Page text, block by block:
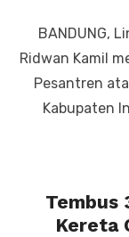
BANDUNG,
Ridwan Kamil
Pesantren
Kabupaten
Tembus
Kereta